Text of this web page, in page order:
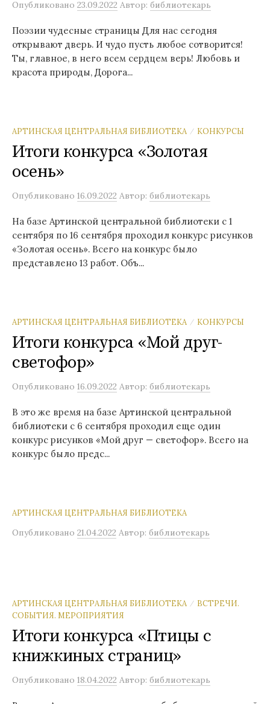
Опубликовано 23.09.2022 Автор: библиотекарь
Поэзии чудесные страницы Для нас сегодня
открывают дверь. И чудо пусть любое сотворится!
Ты, главное, в него всем сердцем верь! Любовь и
красота природы, Дорога...
АРТИНСКАЯ ЦЕНТРАЛЬНАЯ БИБЛИОТЕКА / КОНКУРСЫ
Итоги конкурса «Золотая
осень»
Опубликовано 16.09.2022 Автор: библиотекарь
На базе Артинской центральной библиотеки с 1
сентября по 16 сентября проходил конкурс рисунков
«Золотая осень». Всего на конкурс было
представлено 13 работ. Объ...
АРТИНСКАЯ ЦЕНТРАЛЬНАЯ БИБЛИОТЕКА / КОНКУРСЫ
Итоги конкурса «Мой друг-
светофор»
Опубликовано 16.09.2022 Автор: библиотекарь
В это же время на базе Артинской центральной
библиотеки с 6 сентября проходил еще один
конкурс рисунков «Мой друг — светофор». Всего на
конкурс было предс...
АРТИНСКАЯ ЦЕНТРАЛЬНАЯ БИБЛИОТЕКА
Опубликовано 21.04.2022 Автор: библиотекарь
АРТИНСКАЯ ЦЕНТРАЛЬНАЯ БИБЛИОТЕКА / ВСТРЕЧИ.
СОБЫТИЯ. МЕРОПРИЯТИЯ
Итоги конкурса «Птицы с
книжкиных страниц»
Опубликовано 18.04.2022 Автор: библиотекарь